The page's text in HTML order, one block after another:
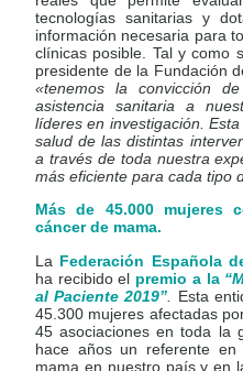
tecnologías sanitarias y
información necesaria para
clínicas posible. Tal y como
presidente de la Fundación
«tenemos la convicción
asistencia sanitaria a
líderes en investigación.
salud de las distintas
a través de toda nuestra
más eficiente para cada tipo
Más de 45.000 mujeres
cáncer de mama.
La Federación Española
ha recibido el premio a la
al Paciente 2019”
Esta
45.300 mujeres afectadas
45 asociaciones en toda la
hace años un referente
mama en nuestro país y en